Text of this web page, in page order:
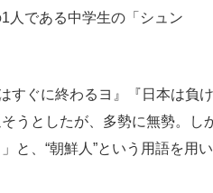
人である中学生の「シュン
ぐに終わるヨ』『日本は負
うとしたが、多勢に無勢。し
と、“朝鮮人”という用語を用